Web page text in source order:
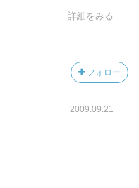
、めちゃくちゃ気を使
詳細をみる
フォロー
2009.09.21